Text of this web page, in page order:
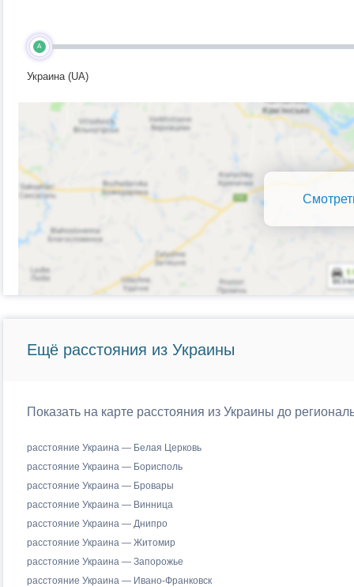
A
Украина (UA)
Ещё расстояния из Украины
Показать на карте расстояния из Украины до
расстояние Украина — Белая Церковь
расстояние Украина — Борисполь
расстояние Украина — Бровары
расстояние Украина — Винница
расстояние Украина — Днипро
расстояние Украина — Житомир
расстояние Украина — Запорожье
расстояние Украина — Ивано-Франковск